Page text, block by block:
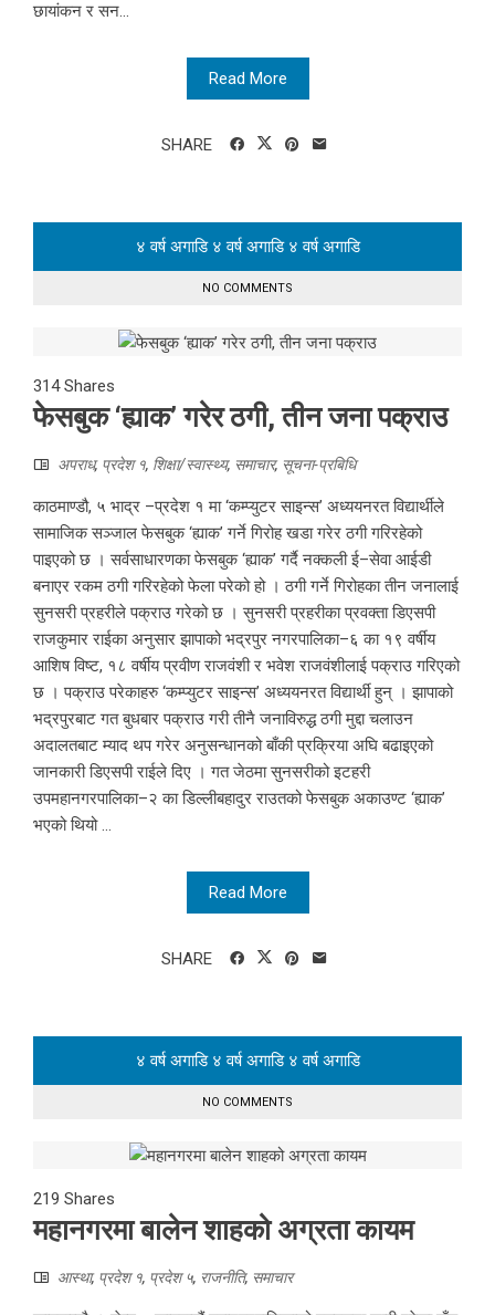
छायांकन र सन...
Read More
SHARE
४ वर्ष अगाडि ४ वर्ष अगाडि ४ वर्ष अगाडि
NO COMMENTS
314Shares
फेसबुक ‘ह्याक’ गरेर ठगी, तीन जना पक्राउ
अपराध, प्रदेश १, शिक्षा/स्वास्थ्य, समाचार, सूचना-प्रबिधि
काठमाण्डौ, ५ भाद्र –प्रदेश १ मा ‘कम्प्युटर साइन्स’ अध्ययनरत विद्यार्थीले
सामाजिक सञ्जाल फेसबुक ‘ह्याक’ गर्ने गिरोह खडा गरेर ठगी गरिरहेको
पाइएको छ । सर्वसाधारणका फेसबुक ‘ह्याक’ गर्दै नक्कली ई–सेवा आईडी
बनाएर रकम ठगी गरिरहेको फेला परेको हो । ठगी गर्ने गिरोहका तीन जनालाई
सुनसरी प्रहरीले पक्राउ गरेको छ । सुनसरी प्रहरीका प्रवक्ता डिएसपी
राजकुमार राईका अनुसार झापाको भद्रपुर नगरपालिका–६ का १९ वर्षीय
आशिष विष्ट, १८ वर्षीय प्रवीण राजवंशी र भवेश राजवंशीलाई पक्राउ गरिएको
छ । पक्राउ परेकाहरु ‘कम्प्युटर साइन्स’ अध्ययनरत विद्यार्थी हुन् । झापाको
भद्रपुरबाट गत बुधबार पक्राउ गरी तीनै जनाविरुद्ध ठगी मुद्दा चलाउन
अदालतबाट म्याद थप गरेर अनुसन्धानको बाँकी प्रक्रिया अघि बढाइएको
जानकारी डिएसपी राईले दिए । गत जेठमा सुनसरीको इटहरी
उपमहानगरपालिका–२ का डिल्लीबहादुर राउतको फेसबुक अकाउण्ट ‘ह्याक’
भएको थियो ...
Read More
SHARE
४ वर्ष अगाडि ४ वर्ष अगाडि ४ वर्ष अगाडि
NO COMMENTS
219 Shares
महानगरमा बालेन शाहको अग्रता कायम
आस्था, प्रदेश १, प्रदेश ५, राजनीति, समाचार